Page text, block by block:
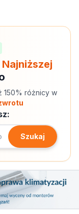
150% różnicy w
Szukaj